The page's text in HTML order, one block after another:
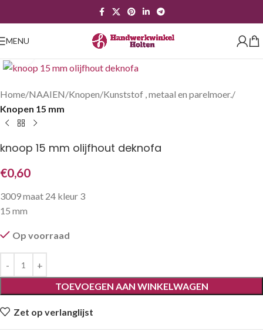
MENU
Home NAAIEN Knopen Kunststof , metaal en parelmoer.
Knopen 15 mm
knoop 15 mm olijfhout deknofa
€0,60
3009 maat 24 kleur 3
15 mm
Op voorraad
TOEVOEGEN AAN WINKELWAGEN
Zet op verlanglijst